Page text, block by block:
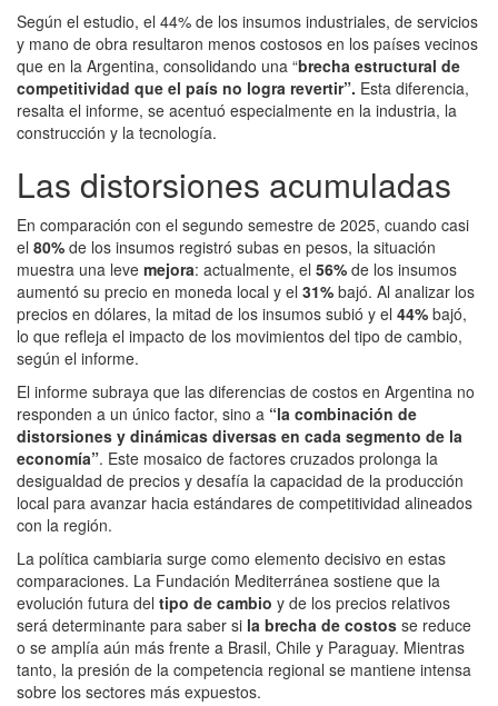
Según el estudio, el 44% de los insumos industriales, de servicios
y mano de obra resultaron menos costosos en los países vecinos
que en la Argentina, consolidando una “brecha estructural de
competitividad que el país no logra revertir”. Esta diferencia,
resalta el informe, se acentuó especialmente en la industria, la
construcción y la tecnología.
Las distorsiones acumuladas
En comparación con el segundo semestre de 2025, cuando casi
el 80% de los insumos registró subas en pesos, la situación
muestra una leve mejora: actualmente, el 56% de los insumos
aumentó su precio en moneda local y el 31% bajó. Al analizar los
precios en dólares, la mitad de los insumos subió y el 44% bajó,
lo que refleja el impacto de los movimientos del tipo de cambio,
según el informe.
El informe subraya que las diferencias de costos en Argentina no
responden a un único factor, sino a “la combinación de
distorsiones y dinámicas diversas en cada segmento de la
economía”. Este mosaico de factores cruzados prolonga la
desigualdad de precios y desafía la capacidad de la producción
local para avanzar hacia estándares de competitividad alineados
con la región.
La política cambiaria surge como elemento decisivo en estas
comparaciones. La Fundación Mediterránea sostiene que la
evolución futura del tipo de cambio y de los precios relativos
será determinante para saber si la brecha de costos se reduce
o se amplía aún más frente a Brasil, Chile y Paraguay. Mientras
tanto, la presión de la competencia regional se mantiene intensa
sobre los sectores más expuestos.